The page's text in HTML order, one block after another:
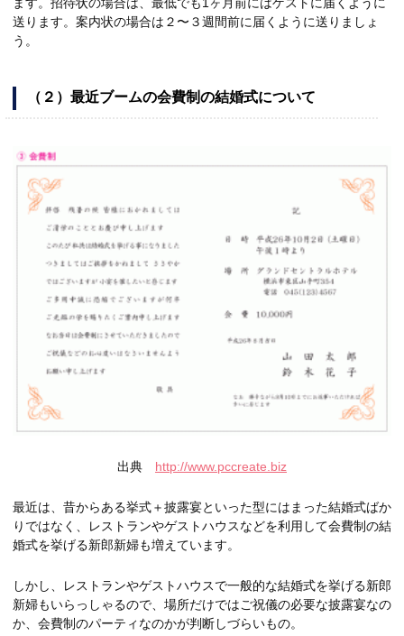
送ります。案内状の場合は２〜３週間前に届くように送りましょ
う。
（２）最近ブームの会費制の結婚式について
出典 http://www.pccreate.biz
最近は、昔からある挙式＋披露宴といった型にはまった結婚式ばか
りではなく、レストランやゲストハウスなどを利用して会費制の結
婚式を挙げる新郎新婦も増えています。
しかし、レストランやゲストハウスで一般的な結婚式を挙げる新郎
新婦もいらっしゃるので、場所だけではご祝儀の必要な披露宴なの
か、会費制のパーティなのかが判断しづらいもの。